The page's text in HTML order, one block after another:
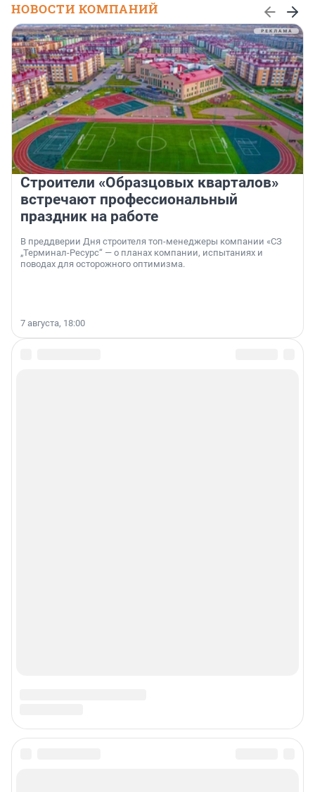
НОВОСТИ КОМПАНИЙ
Строители «Образцовых кварталов»
встречают профессиональный
праздник на работе
В преддверии Дня строителя топ-менеджеры компании «СЗ
„Терминал-Ресурс“ — о планах компании, испытаниях и
поводах для осторожного оптимизма.
7 августа, 18:00